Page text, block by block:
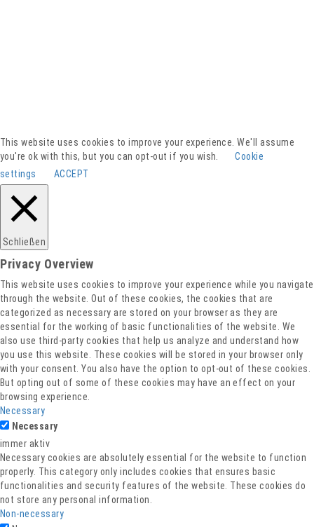
Spenden
Downloads
This website uses cookies to improve your experience. We'll assume
you're ok with this, but you can opt-out if you wish.
Cookie
settings
ACCEPT
Schließen
Privacy Overview
This website uses cookies to improve your experience while you navigate
through the website. Out of these cookies, the cookies that are
categorized as necessary are stored on your browser as they are
essential for the working of basic functionalities of the website. We
also use third-party cookies that help us analyze and understand how
you use this website. These cookies will be stored in your browser only
with your consent. You also have the option to opt-out of these cookies.
But opting out of some of these cookies may have an effect on your
browsing experience.
Necessary
Necessary
immer aktiv
Necessary cookies are absolutely essential for the website to function
properly. This category only includes cookies that ensures basic
functionalities and security features of the website. These cookies do
not store any personal information.
Non-necessary